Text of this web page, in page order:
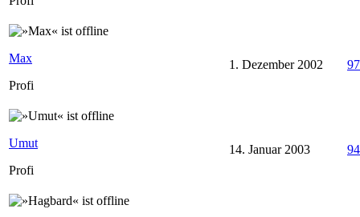
Max
Profi
1. Dezember 2002
Umut
Profi
14. Januar 2003